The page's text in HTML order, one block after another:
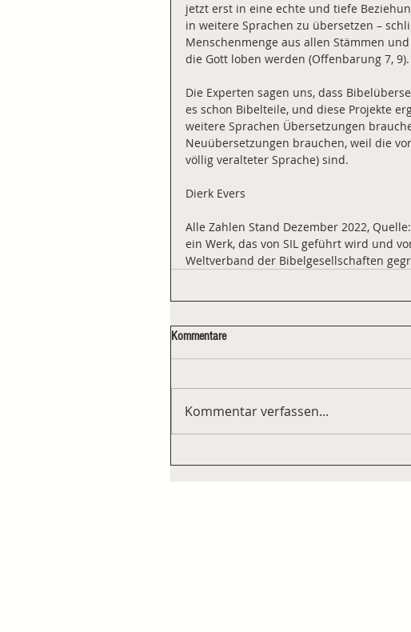
jetzt erst in eine echte und tiefe
in weitere Sprachen zu übersetzen –
Menschenmenge aus allen Stämmen
die Gott loben werden (Offenbarung 7, 9).
Die Experten sagen uns, dass
es schon Bibelteile, und diese Projekte
weitere Sprachen Übersetzungen
Neuübersetzungen brauchen, weil die
völlig veralteter Sprache) sind.
Dierk Evers
Alle Zahlen Stand Dezember 2022,
ein Werk, das von SIL geführt wird und
Weltverband der Bibelgesellschaften
Kommentare
Kommentar verfassen...